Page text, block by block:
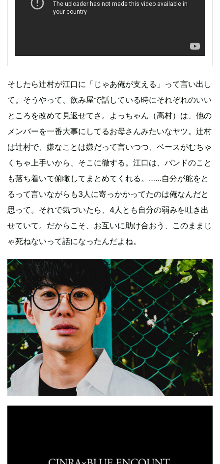
そしたら辻村が江口に「じゃあ俺が支える」って言い出し
て。そうやって、飲み屋で話している時にそれぞれのいい
ところを改めて見返せてさ。よっちゃん（高村）は、他の
メンバーを一番大事にしてるお母さんみたいなヤツ。辻村
は辻村で、嫌なことは嫌だって言いつつ、ベースがむちゃ
くちゃ上手いから、そこに徹する。江口は、バンドのこと
も落ち着いて俯瞰してまとめてくれる。……自分が舵をと
るって言いながらも3人に寄っかかってたのは俺なんだと
思って。それで気づいたら、4人とも自分の弱みを吐き出
せていて。だからこそ、お互いに助け合おう、このままじ
ゃ死ねないって話になったんだよね。